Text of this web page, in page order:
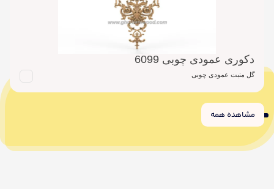
دکوری عمودی چوبی 6099
گل منبت عمودی چوبی
1
2
3
4 مشاهده همه